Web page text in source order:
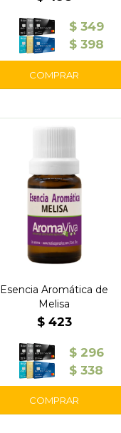
$ 349
$ 398
Esencia Aromática de
Melisa
$ 423
$ 296
$ 338